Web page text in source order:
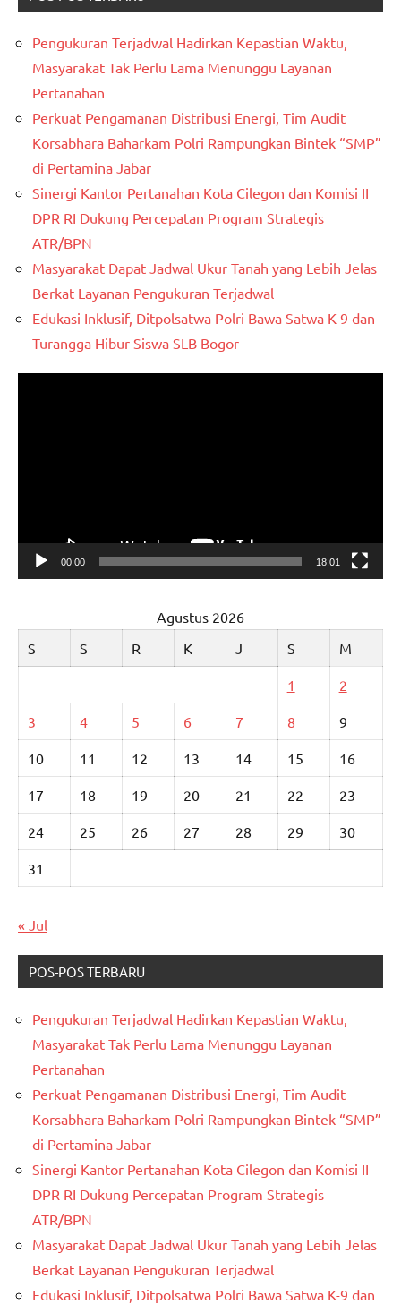
Pengukuran Terjadwal Hadirkan Kepastian Waktu,
Masyarakat Tak Perlu Lama Menunggu Layanan
Pertanahan
Perkuat Pengamanan Distribusi Energi, Tim Audit
Korsabhara Baharkam Polri Rampungkan Bintek “SMP”
di Pertamina Jabar
Sinergi Kantor Pertanahan Kota Cilegon dan Komisi II
DPR RI Dukung Percepatan Program Strategis
ATR/BPN
Masyarakat Dapat Jadwal Ukur Tanah yang Lebih Jelas
Berkat Layanan Pengukuran Terjadwal
Edukasi Inklusif, Ditpolsatwa Polri Bawa Satwa K-9 dan
Turangga Hibur Siswa SLB Bogor
00:00 18:01
Agustus 2026
S
S R K J S M
1 2
3 4 5 6 7 8 9
10 11 12 13 14 15 16
17 18 19 20 21 22 23
24 25 26 27 28 29 30
31
« Jul
POS-POS TERBARU
Pengukuran Terjadwal Hadirkan Kepastian Waktu,
Masyarakat Tak Perlu Lama Menunggu Layanan
Pertanahan
Perkuat Pengamanan Distribusi Energi, Tim Audit
Korsabhara Baharkam Polri Rampungkan Bintek “SMP”
di Pertamina Jabar
Sinergi Kantor Pertanahan Kota Cilegon dan Komisi II
DPR RI Dukung Percepatan Program Strategis
ATR/BPN
Masyarakat Dapat Jadwal Ukur Tanah yang Lebih Jelas
Berkat Layanan Pengukuran Terjadwal
Edukasi Inklusif, Ditpolsatwa Polri Bawa Satwa K-9 dan